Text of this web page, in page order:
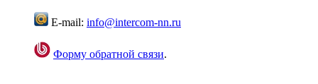
E-mail: info@intercom-nn.ru
Форму обратной связи.